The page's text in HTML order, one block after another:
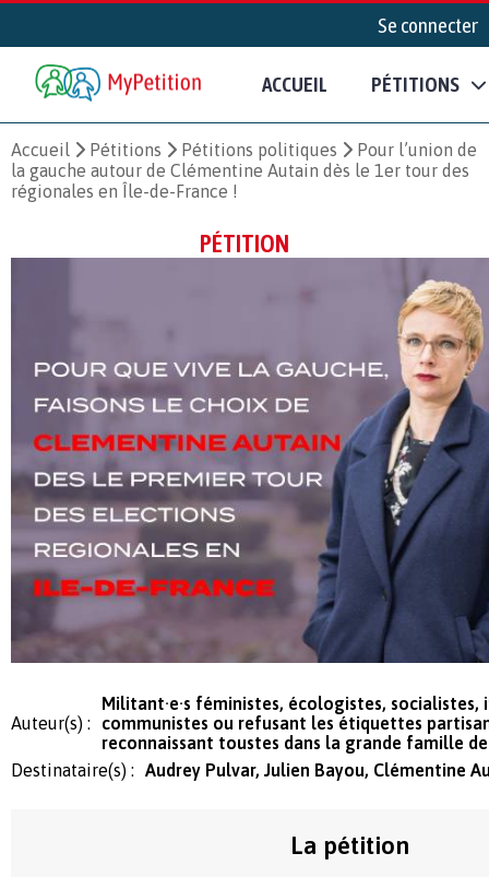
Se connecter
ACCUEIL PÉTITIONS
Accueil Pétitions Pétitions politiques
Pour l’union de
la gauche autour de Clémentine Autain dès le 1er tour des
régionales en Île-de-France !
PÉTITION
Auteur(s) :
Militant·e·s féministes, écologistes, socialistes,
communistes ou refusant les étiquettes
reconnaissant toustes dans la grande famille
Destinataire(s) :
Audrey Pulvar, Julien Bayou, Clémentine
La pétition